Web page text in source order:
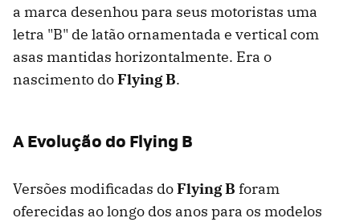
a marca desenhou para seus motoristas uma
letra "B" de latão ornamentada e vertical com
asas mantidas horizontalmente. Era o
nascimento doFlying B.
A Evolução do Flying B
Versões modificadas doFlying B foram
oferecidas ao longo dos anos para os modelos